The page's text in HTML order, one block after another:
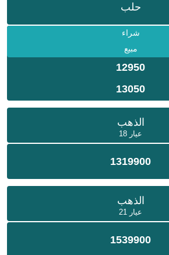
حلب
شراء
مبيع
12950
13050
الذهب
عيار 18
1319900
الذهب
عيار 21
1539900